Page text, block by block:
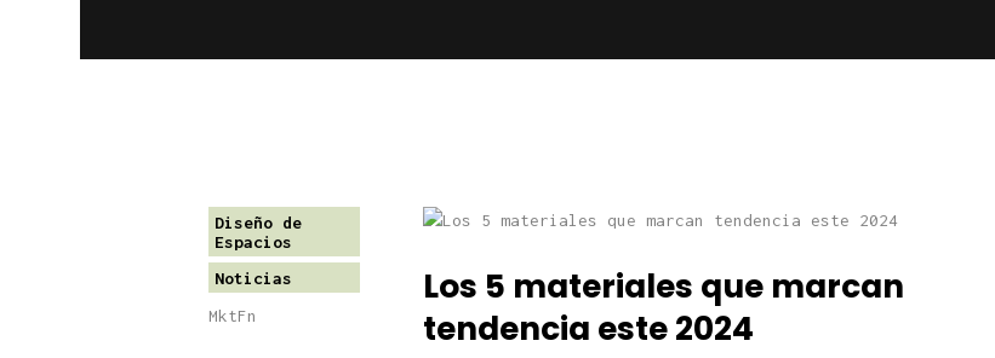
Diseño de
Espacios
Noticias
MktFn
Los 5 materiales que marcan
tendencia este 2024